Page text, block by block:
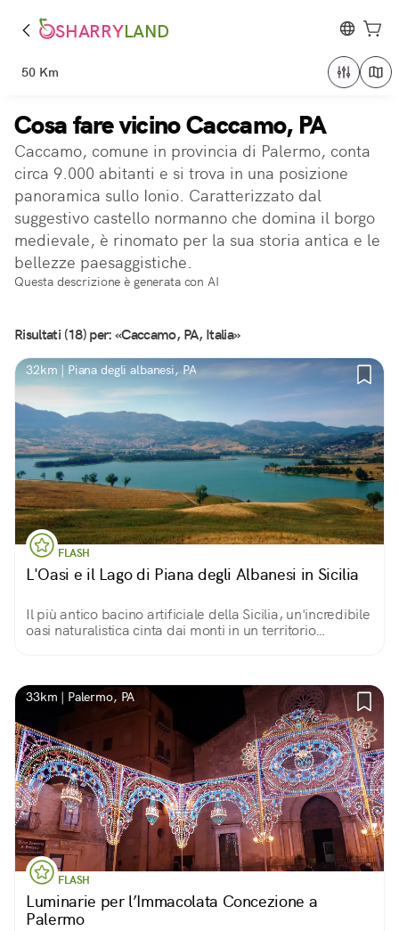
SHARRYLAND
50 Km
Cosa fare vicino Caccamo, PA
Caccamo, comune in provincia di Palermo, conta
circa 9.000 abitanti e si trova in una posizione
panoramica sullo Ionio. Caratterizzato dal
suggestivo castello normanno che domina il borgo
medievale, è rinomato per la sua storia antica e le
bellezze paesaggistiche.
Questa descrizione è generata con AI
Risultati (18) per: «Caccamo, PA, Italia»
32km | Piana degli albanesi, PA
FLASH
L'Oasi e il Lago di Piana degli Albanesi in Sicilia
Il più antico bacino artificiale della Sicilia, un'incredibile
oasi naturalistica cinta dai monti in un territorio
33km | Palermo, PA
FLASH
Luminarie per l’Immacolata Concezione a
Palermo